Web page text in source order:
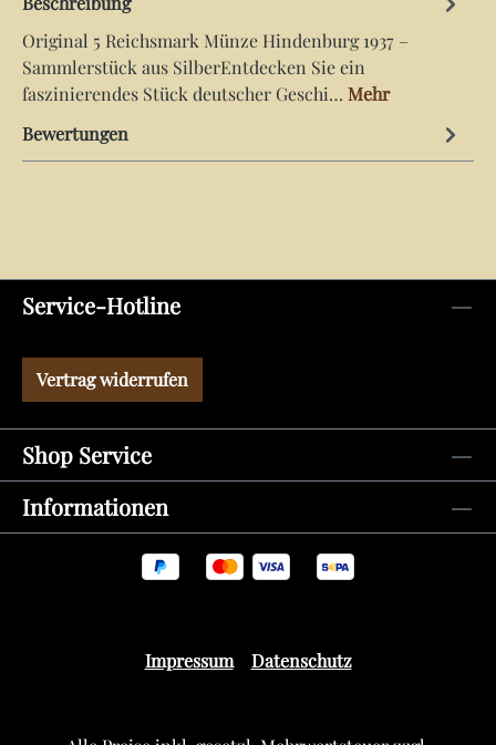
Original 5 Reichsmark Münze Hindenburg 1937 –
Sammlerstück aus SilberEntdecken Sie ein
faszinierendes Stück deutscher Geschi… Mehr
Bewertungen
Service-Hotline
Vertrag widerrufen
Shop Service
Informationen
Impressum Datenschutz